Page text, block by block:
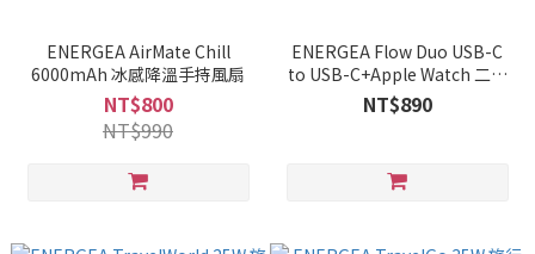
ENERGEA AirMate Chill
6000mAh 冰感降溫手持風扇
NT$800
NT$990
ENERGEA Flow Duo USB-C
to USB-C+Apple Watch 二合
一手錶充電線 1.5M
NT$890